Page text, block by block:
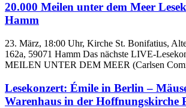
20.000 Meilen unter dem Meer
Hamm
23. März, 18:00 Uhr, Kirche St. Bonifatius,
162a, 59071 Hamm Das nächste LIVE-
MEILEN UNTER DEM MEER (Carlsen
Lesekonzert: Émile in Berlin –
Warenhaus in der Hoffnungskirche